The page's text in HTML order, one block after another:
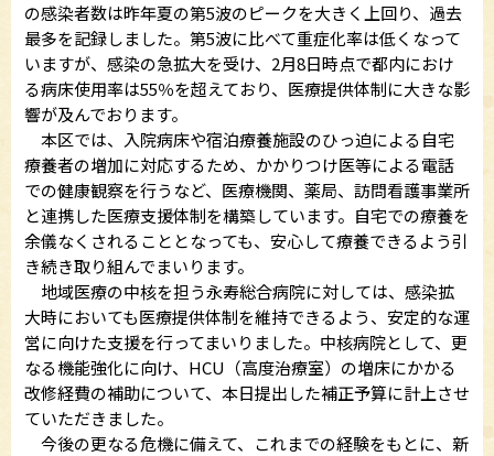
の感染者数は昨年夏の第5波のピークを大きく上回り、過去
最多を記録しました。第5波に比べて重症化率は低くなって
いますが、感染の急拡大を受け、2月8日時点で都内におけ
る病床使用率は55％を超えており、医療提供体制に大きな影
響が及んでおります。
本区では、入院病床や宿泊療養施設のひっ迫による自宅
療養者の増加に対応するため、かかりつけ医等による電話
での健康観察を行うなど、医療機関、薬局、訪問看護事業所
と連携した医療支援体制を構築しています。自宅での療養を
余儀なくされることとなっても、安心して療養できるよう引
き続き取り組んでまいります。
地域医療の中核を担う永寿総合病院に対しては、感染拡
大時においても医療提供体制を維持できるよう、安定的な運
営に向けた支援を行ってまいりました。中核病院として、更
なる機能強化に向け、HCU（高度治療室）の増床にかかる
改修経費の補助について、本日提出した補正予算に計上させ
ていただきました。
今後の更なる危機に備えて、これまでの経験をもとに、新